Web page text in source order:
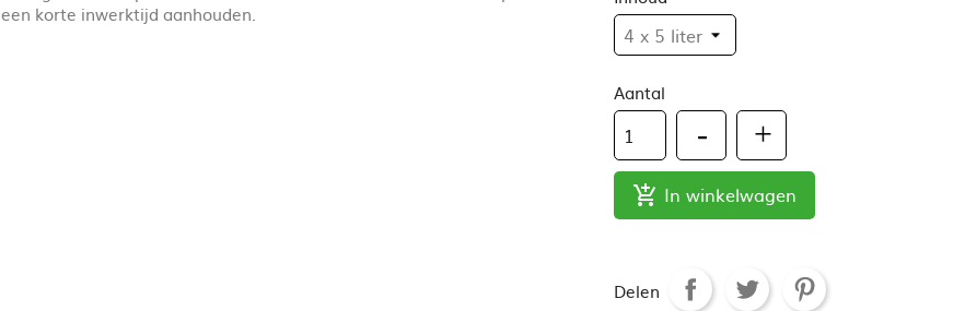
een korte inwerktijd aanhouden.
Aantal
 In winkelwagen
Delen